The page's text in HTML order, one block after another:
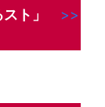
ト」
>>